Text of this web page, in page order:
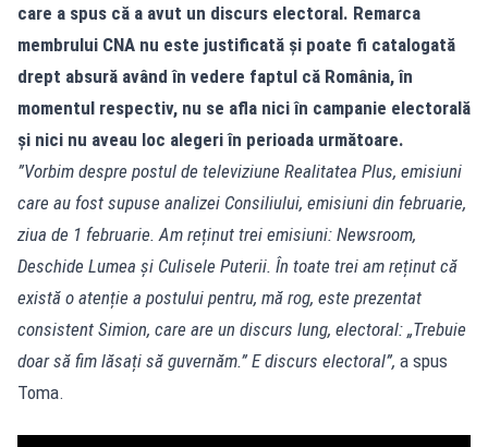
care a spus că a avut un discurs electoral. Remarca
membrului CNA nu este justificată și poate fi catalogată
drept absură având în vedere faptul că România, în
momentul respectiv, nu se afla nici în campanie electorală
și nici nu aveau loc alegeri în perioada următoare.
”Vorbim despre postul de televiziune Realitatea Plus, emisiuni
care au fost supuse analizei Consiliului, emisiuni din februarie,
ziua de 1 februarie. Am reținut trei emisiuni: Newsroom,
Deschide Lumea și Culisele Puterii. În toate trei am reținut că
există o atenție a postului pentru, mă rog, este prezentat
consistent Simion, care are un discurs lung, electoral: „Trebuie
doar să fim lăsați să guvernăm.” E discurs electoral”, a spus
Toma.